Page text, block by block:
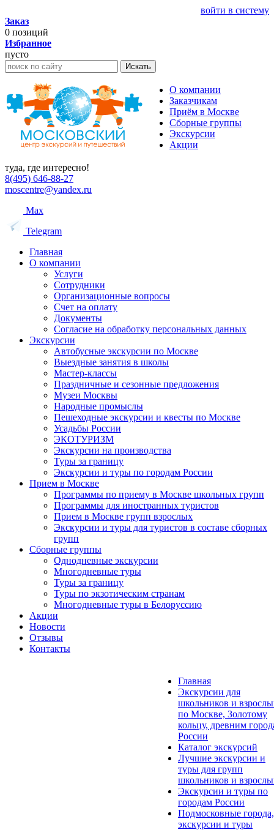
войти в систему
Заказ
0 позиций
Избранное
пусто
Искать
О компании
Заказчикам
Приём в Москве
Сборные группы
Экскурсии
Акции
туда, где интересно!
8(495) 646-88-27
moscentre@yandex.ru
Max
Telegram
Главная
О компании
Услуги
Сотрудники
Организационные вопросы
Счет на оплату
Документы
Согласие на обработку персональных данных
Экскурсии
Автобусные экскурсии по Москве
Выездные занятия в школы
Мастер-классы
Праздничные и сезонные предложения
Музеи Москвы
Народные промыслы
Пешеходные экскурсии и квесты по Москве
Усадьбы России
ЭКОТУРИЗМ
Экскурсии на производства
Туры за границу
Экскурсии и туры по городам России
Прием в Москве
Программы по приему в Москве школьных групп
Программы для иностранных туристов
Прием в Москве групп взрослых
Экскурсии и туры для туристов в составе сборных
групп
Сборные группы
Однодневные экскурсии
Многодневные туры
Туры за границу
Туры по экзотическим странам
Многодневные туры в Белоруссию
Акции
Новости
Отзывы
Контакты
Главная
Экскурсии для
школьников и
по Москве, Золотому
кольцу, древним
России
Каталог экскурсий
Лучшие экскурсии и
туры для групп
школьников и
Экскурсии и туры по
городам России
Подмосковные города,
экскурсии и туры